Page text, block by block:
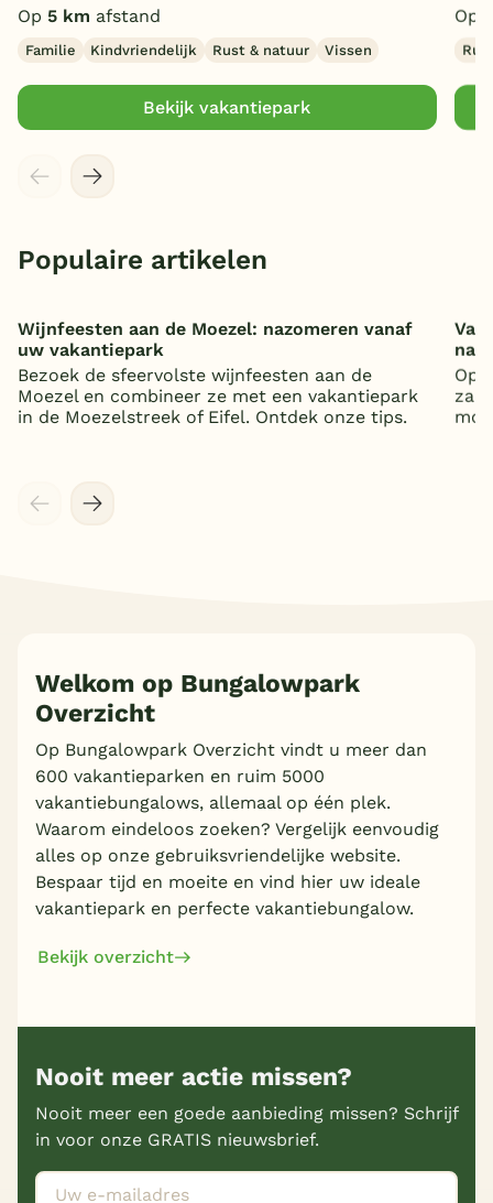
Op 5 km afstand
Familie Kindvriendelijk Rust & natuur Vissen
Bekijk vakantiepark
Op
Populaire artikelen
Wijnfeesten aan de Moezel: nazomeren vanaf
uw vakantiepark
Bezoek de sfeervolste wijnfeesten aan de
Moezel en combineer ze met een vakantiepark
in de Moezelstreek of Eifel. Ontdek onze tips.
Op
Welkom op Bungalowpark
Overzicht
Op Bungalowpark Overzicht vindt u meer dan
600 vakantieparken en ruim 5000
vakantiebungalows, allemaal op één plek.
Waarom eindeloos zoeken? Vergelijk eenvoudig
alles op onze gebruiksvriendelijke website.
Bespaar tijd en moeite en vind hier uw ideale
vakantiepark en perfecte vakantiebungalow.
Bekijk overzicht
Nooit meer actie missen?
Nooit meer een goede aanbieding missen? Schrijf
in voor onze GRATIS nieuwsbrief.